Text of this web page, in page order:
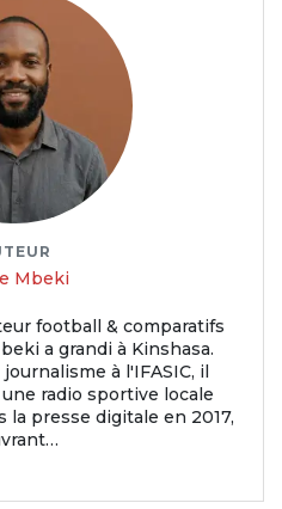
Mbeki
football & comparatifs
a grandi à Kinshasa.
à l'IFASIC, il
radio sportive locale
la presse digitale en 2017,